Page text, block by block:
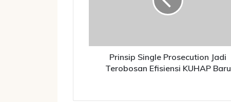
Prinsip Single Prosecution Jadi
Terobosan Efisiensi KUHAP Baru